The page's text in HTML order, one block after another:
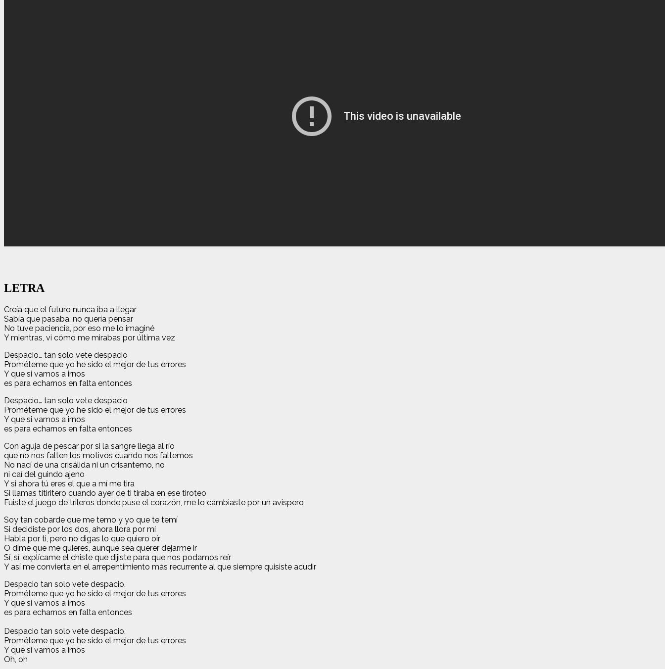
LETRA
Creía que el futuro nunca iba a llegar
Sabía que pasaba, no quería pensar
No tuve paciencia, por eso me lo imaginé
Y mientras, vi cómo me mirabas por última vez
Despacio… tan solo vete despacio
Prométeme que yo he sido el mejor de tus errores
Y que si vamos a irnos
es para echarnos en falta entonces
Despacio… tan solo vete despacio
Prométeme que yo he sido el mejor de tus errores
Y que si vamos a irnos
es para echarnos en falta entonces
Con aguja de pescar por si la sangre llega al río
que no nos falten los motivos cuando nos faltemos
No nací de una crisálida ni un crisantemo, no
ni caí del guindo ajeno
Y si ahora tú eres el que a mí me tira
Si llamas titiritero cuando ayer de ti tiraba en ese tiroteo
Fuiste el juego de trileros donde puse el corazón, me lo cambiaste por un avispero
Soy tan cobarde que me temo y yo que te temí
Si decidiste por los dos, ahora llora por mí
Habla por ti, pero no digas lo que quiero oír
O dime que me quieres, aunque sea querer dejarme ir
Sí, sí, explícame el chiste que dijiste para que nos podamos reír
Y así me convierta en el arrepentimiento más recurrente al que siempre quisiste acudir
Despacio tan solo vete despacio.
Prométeme que yo he sido el mejor de tus errores
Y que si vamos a irnos
es para echarnos en falta entonces
Despacio tan solo vete despacio.
Prométeme que yo he sido el mejor de tus errores
Y que si vamos a irnos
Oh, oh